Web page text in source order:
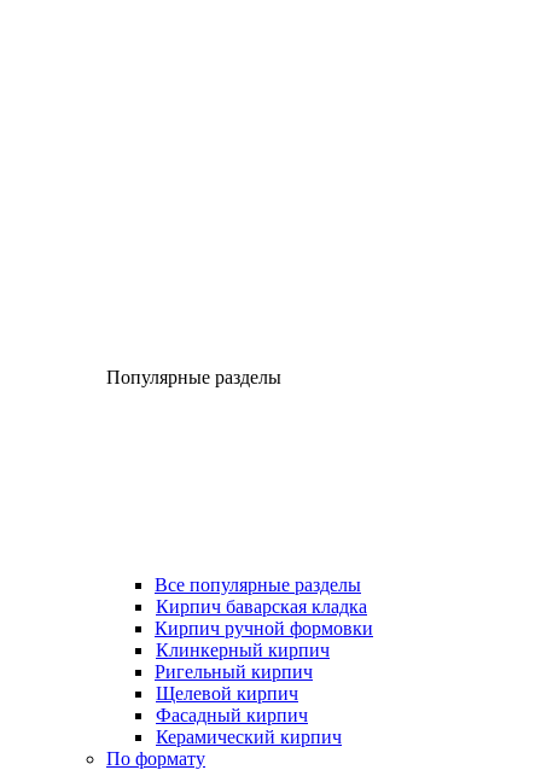
Популярные разделы
Все популярные разделы
Кирпич баварская кладка
Кирпич ручной формовки
Клинкерный кирпич
Ригельный кирпич
Щелевой кирпич
Фасадный кирпич
Керамический кирпич
По формату